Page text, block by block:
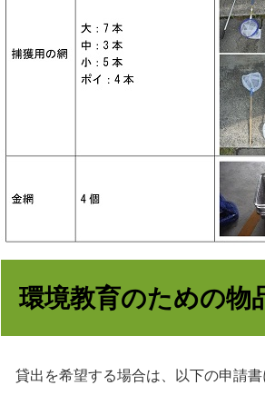
環境教育のための物
貸出を希望する場合は、以下の申請書